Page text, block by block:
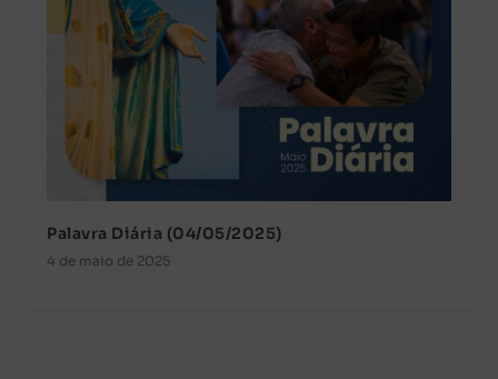
Palavra Diária (04/05/2025)
4 de maio de 2025